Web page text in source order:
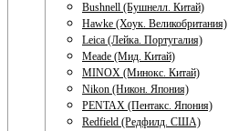
Bushnell (Бушнелл. Китай)
Hawke (Хоук. Великобритания)
Leica (Лейка. Португалия)
Meade (Мид. Китай)
MINOX (Минокс. Китай)
Nikon (Никон. Япония)
PENTAX (Пентакс. Япония)
Redfield (Редфилд. США)